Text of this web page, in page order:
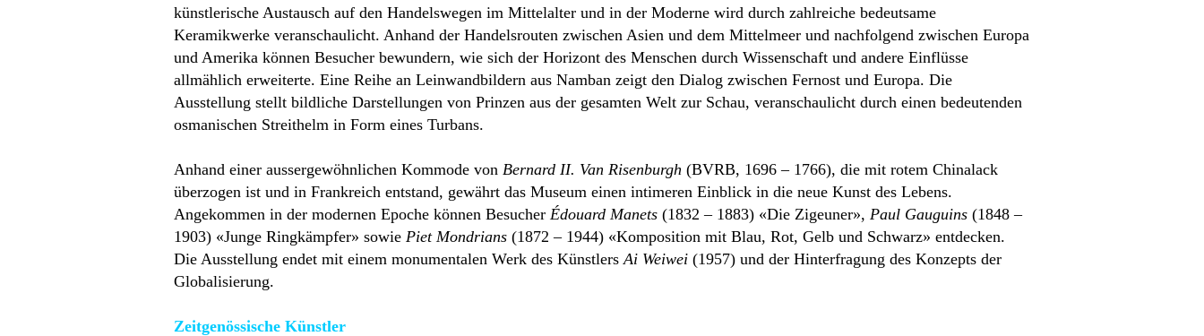
künstlerische Austausch auf den Handelswegen im Mittelalter und in der Moderne wird durch zahlreiche bedeutsame
Keramikwerke veranschaulicht. Anhand der Handelsrouten zwischen Asien und dem Mittelmeer und nachfolgend zwischen Europa
und Amerika können Besucher bewundern, wie sich der Horizont des Menschen durch Wissenschaft und andere Einflüsse
allmählich erweiterte. Eine Reihe an Leinwandbildern aus Namban zeigt den Dialog zwischen Fernost und Europa. Die
Ausstellung stellt bildliche Darstellungen von Prinzen aus der gesamten Welt zur Schau, veranschaulicht durch einen bedeutenden
osmanischen Streithelm in Form eines Turbans.
Anhand einer aussergewöhnlichen Kommode von Bernard II. Van Risenburgh (BVRB, 1696 – 1766), die mit rotem Chinalack
überzogen ist und in Frankreich entstand, gewährt das Museum einen intimeren Einblick in die neue Kunst des Lebens.
Angekommen in der modernen Epoche können Besucher Édouard Manets (1832 – 1883) «Die Zigeuner», Paul Gauguins (1848 –
1903) «Junge Ringkämpfer» sowie Piet Mondrians (1872 – 1944) «Komposition mit Blau, Rot, Gelb und Schwarz» entdecken.
Die Ausstellung endet mit einem monumentalen Werk des KünstlersAi Weiwei (1957) und der Hinterfragung des Konzepts der
Globalisierung.
Zeitgenössische Künstler